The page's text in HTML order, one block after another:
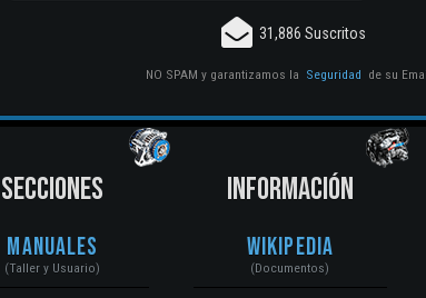
31,886 Suscritos
NO SPAM y garantizamos la Seguridad de su
SECCIONES
Manuales
(Taller y Usuario)
INFORMACIÓN
Wikipedia
(Documentos)